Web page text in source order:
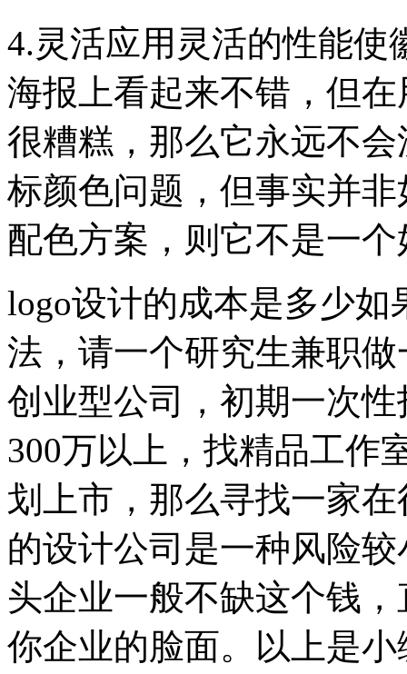
4.灵活应用灵活的性能使
海报上看起来不错，但
很糟糕，那么它永远不
标颜色问题，但事实并
配色方案，则它不是一
logo设计的成本是多少
法，请一个研究生兼职
创业型公司，初期一次
300万以上，找精品工作
划上市，那么寻找一家
的设计公司是一种风险
头企业一般不缺这个钱
你企业的脸面。以上是